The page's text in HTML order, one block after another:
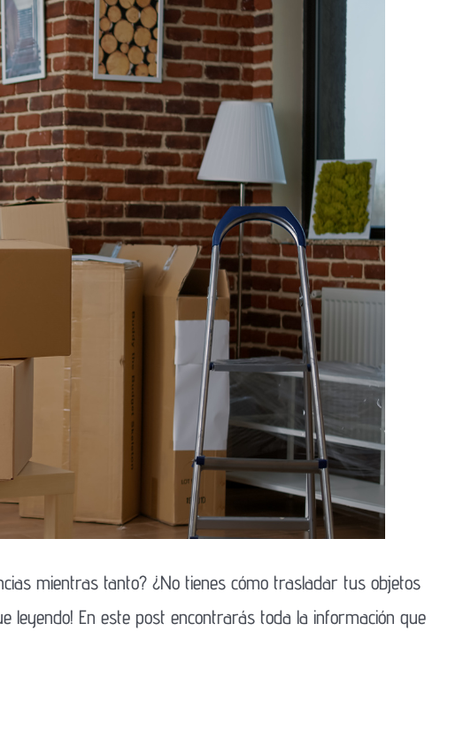
mientras tanto? ¿No tienes cómo trasladar tus objetos
leyendo! En este post encontrarás toda la información que